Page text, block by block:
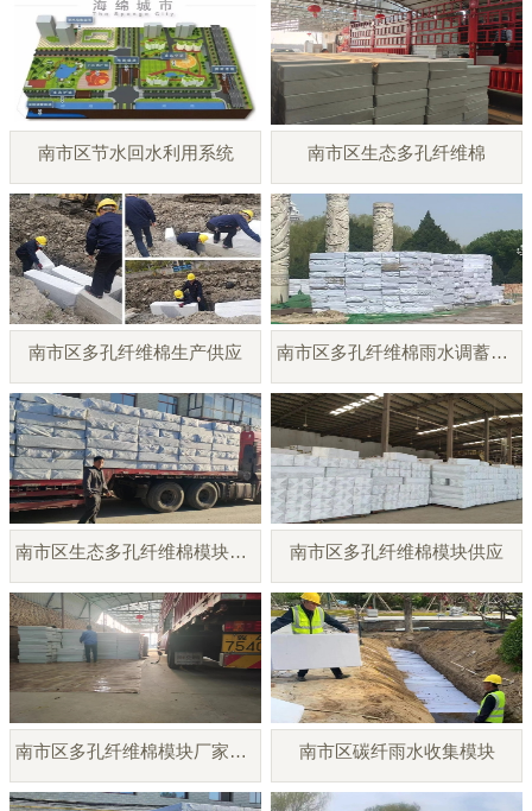
南市区节水回水利用系统 南市区生态多孔纤维棉
南市区多孔纤维棉生产供应 南市区多孔纤维棉雨水调蓄模块
南市区生态多孔纤维棉模块厂家 南市区多孔纤维棉模块供应
南市区多孔纤维棉模块厂家直销 南市区碳纤雨水收集模块